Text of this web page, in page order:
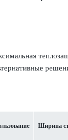
Ширина